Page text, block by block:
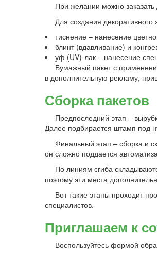
При желании можно
Для создания
тиснение – нанесение
блинт (вдавливание) и
уф (UV)-лак – нанесение
Бумажный пакет с
в дополнительную рекламу,
Сборка пакетов
Предпоследний этап –
Далее подбирается штамп под
Финальный этап – сборка и
он сложно поддается
По линиям сгиба
поэтому эти места
Вот такие этапы проходит
специалистов.
Приглашаем к
Воспользуйтесь формой